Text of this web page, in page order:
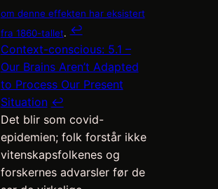
om denne effekten har eksistert
fra 1860-tallet. ↩︎
Context-conscious: 5.1 –
Our Brains Aren’t Adapted
to Process Our Present
Situation ↩︎
Det blir som covid-
epidemien; folk forstår ikke
vitenskapsfolkenes og
forskernes advarsler før de